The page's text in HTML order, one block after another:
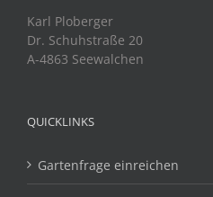
Karl Ploberger
Dr. Schuhstraße 20
A-4863 Seewalchen
QUICKLINKS
Gartenfrage einreichen